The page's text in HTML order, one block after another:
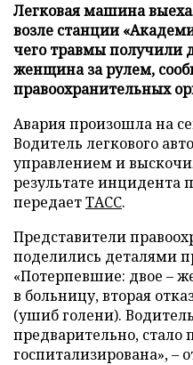
Легковая машина
возле станции
чего травмы получили
женщина за рулем,
правоохранительных
Авария произошла на
Водитель легкового
управлением и
результате инцидента
передаетТАСС.
Представители
поделились деталями
«Потерпевшие: двое –
в больницу, вторая
(ушиб голени).
предварительно, стало
госпитализирована», –